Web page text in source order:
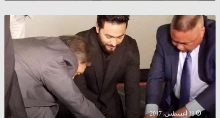
حقيقة
خبر
تامر
حسني
أول
عربي
بصمته
في
11 أغسطس، 2017